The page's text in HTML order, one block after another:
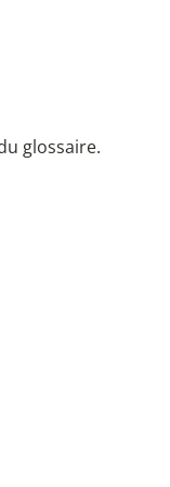
glossaire.